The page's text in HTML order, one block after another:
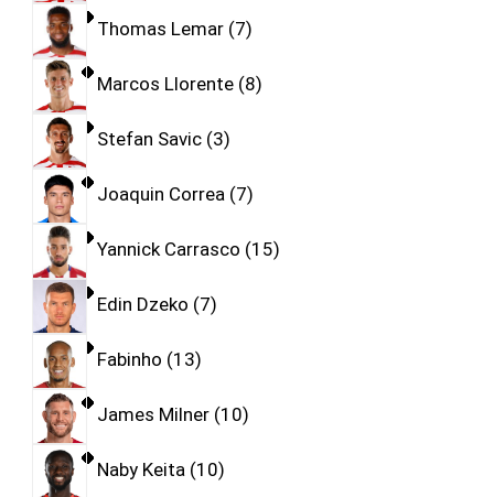
Thomas Lemar 7
Marcos Llorente 8
Stefan Savic 3
Joaquin Correa 7
Yannick Carrasco 15
Edin Dzeko 7
Fabinho 13
James Milner 10
Naby Keita 10